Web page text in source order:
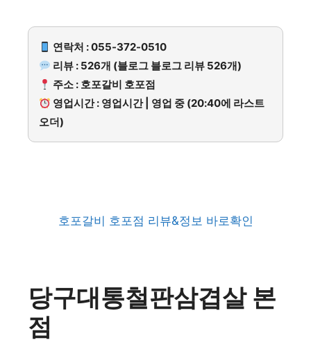
연락처 : 055-372-0510
리뷰 : 526개 (블로그 블로그 리뷰 526개)
주소 : 호포갈비 호포점
영업시간 : 영업시간 | 영업 중 (20:40에 라스트
오더)
호포갈비 호포점 리뷰&정보 바로확인
당구대통철판삼겹살 본
점